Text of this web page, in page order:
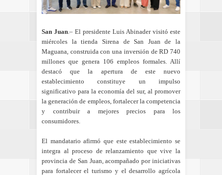
San Juan .– El presidente Luis Abinader visitó este
miércoles la tienda Sirena de San Juan de la
Maguana, construida con una inversión de RD 740
millones que genera 106 empleos formales. Allí
destacó que la apertura de este nuevo
establecimiento constituye un impulso
significativo para la economía del sur, al promover
la generación de empleos, fortalecer la competencia
y contribuir a mejores precios para los
consumidores.
El mandatario afirmó que este establecimiento se
integra al proceso de relanzamiento que vive la
provincia de San Juan, acompañado por iniciativas
para fortalecer el turismo y el desarrollo agrícola